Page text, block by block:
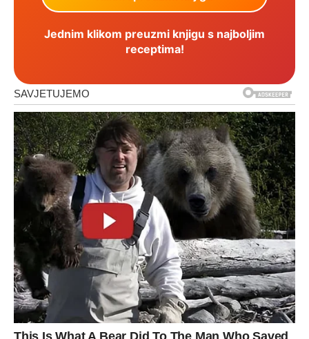
Jednim klikom preuzmi knjigu s najboljim
receptima!